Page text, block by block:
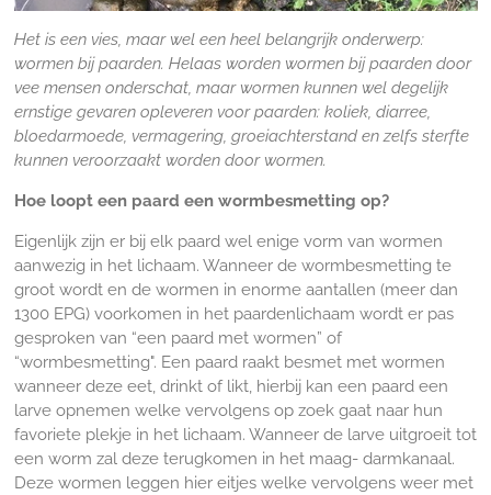
Het is een vies, maar wel een heel belangrijk onderwerp:
wormen bij paarden. Helaas worden wormen bij paarden door
vee mensen onderschat, maar wormen kunnen wel degelijk
ernstige gevaren opleveren voor paarden: koliek, diarree,
bloedarmoede, vermagering, groeiachterstand en zelfs sterfte
kunnen veroorzaakt worden door wormen.
Hoe loopt een paard een wormbesmetting op?
Eigenlijk zijn er bij elk paard wel enige vorm van wormen
aanwezig in het lichaam. Wanneer de wormbesmetting te
groot wordt en de wormen in enorme aantallen (meer dan
1300 EPG) voorkomen in het paardenlichaam wordt er pas
gesproken van “een paard met wormen” of
“wormbesmetting". Een paard raakt besmet met wormen
wanneer deze eet, drinkt of likt, hierbij kan een paard een
larve opnemen welke vervolgens op zoek gaat naar hun
favoriete plekje in het lichaam. Wanneer de larve uitgroeit tot
een worm zal deze terugkomen in het maag- darmkanaal.
Deze wormen leggen hier eitjes welke vervolgens weer met